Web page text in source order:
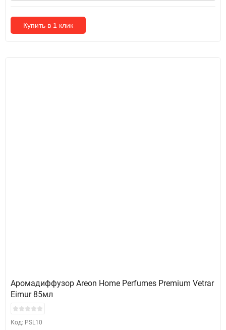
Купить в 1 клик
Аромадиффузор Areon Home Perfumes Premium Vetrar
Eimur 85мл
Код: PSL10